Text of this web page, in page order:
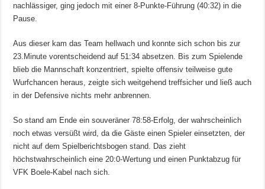
nachlässiger, ging jedoch mit einer 8-Punkte-Führung (40:32) in die
Pause.
Aus dieser kam das Team hellwach und konnte sich schon bis zur
23.Minute vorentscheidend auf 51:34 absetzen. Bis zum Spielende
blieb die Mannschaft konzentriert, spielte offensiv teilweise gute
Wurfchancen heraus, zeigte sich weitgehend treffsicher und ließ auch
in der Defensive nichts mehr anbrennen.
So stand am Ende ein souveräner 78:58-Erfolg, der wahrscheinlich
noch etwas versüßt wird, da die Gäste einen Spieler einsetzten, der
nicht auf dem Spielberichtsbogen stand. Das zieht
höchstwahrscheinlich eine 20:0-Wertung und einen Punktabzug für
VFK Boele-Kabel nach sich.